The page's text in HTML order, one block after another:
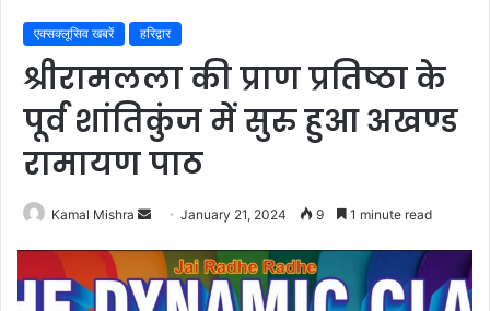
एक्सक्लूसिव खबरें हरिद्वार
श्रीरामलला की प्राण प्रतिष्ठा के
पूर्व शांतिकुंज में सुरु हुआ अखण्ड
रामायण पाठ
Kamal Mishra
Send
email
January 21, 2024 9 1 minute read